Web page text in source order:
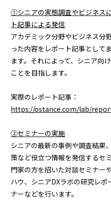
①シニアの実態調査やビジネス
ト記事による発信
アカデミック分野やビジネス分
った内容をレポート記事として
ます。それによって、シニア向
ことを目指します。
実際のレポート記事：
https://ostance.com/lab/
②セミナーの実施
シニアの最新の事例や調査結果
策など役立つ情報を発信するセ
門家の方を招いた対談セミナー
ハウ、 シニアDXラボの研究レ
ナーなどを行います。